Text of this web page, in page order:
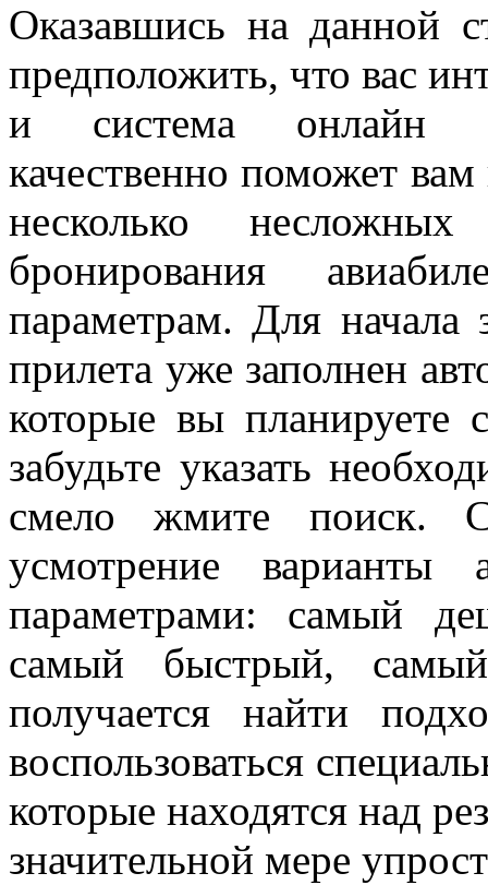
Оказавшись на данной
предположить, что вас
и система онлайн
качественно поможет
несколько
бронирования
параметрам. Для начала
прилета уже заполнен
которые вы планируете
забудьте указать
смело жмите поиск.
усмотрение варианты
параметрами: самый
самый быстрый,
получается найти
воспользоваться
которые находятся над
значительной мере